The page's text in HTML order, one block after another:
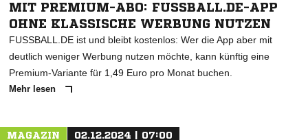
MIT PREMIUM-ABO: FUSSBALL.DE-APP
OHNE KLASSISCHE WERBUNG NUTZEN
FUSSBALL.DE ist und bleibt kostenlos: Wer die App aber mit
deutlich weniger Werbung nutzen möchte, kann künftig eine
Premium-Variante für 1,49 Euro pro Monat buchen.
Mehr lesen
MAGAZIN 02.12.2024 | 07:00